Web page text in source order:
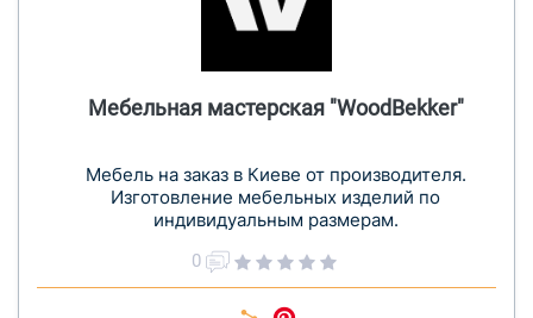
Мебельная мастерская "WoodBekker"
Мебель на заказ в Киеве от производителя.
Изготовление мебельных изделий по
индивидуальным размерам.
0